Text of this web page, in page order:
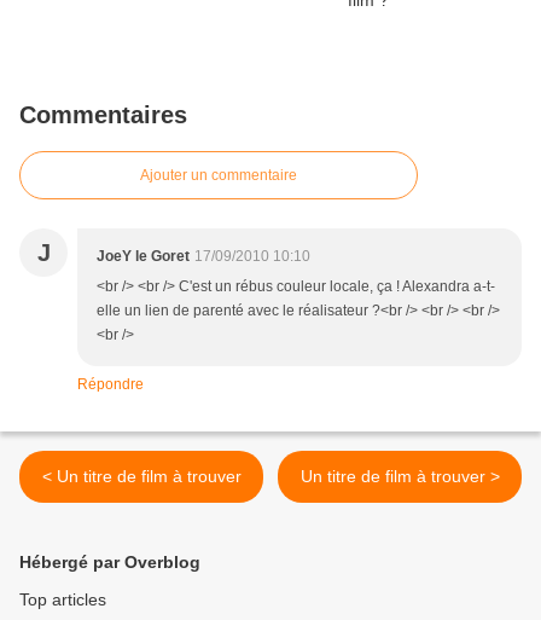
Commentaires
Ajouter un commentaire
J JoeY le Goret 17/09/2010 10:10
<br /> <br /> C'est un rébus couleur locale, ça ! Alexandra a-t-
elle un lien de parenté avec le réalisateur ?<br /> <br /> <br />
<br />
Répondre
< Un titre de film à trouver Un titre de film à trouver >
Hébergé par Overblog
Top articles